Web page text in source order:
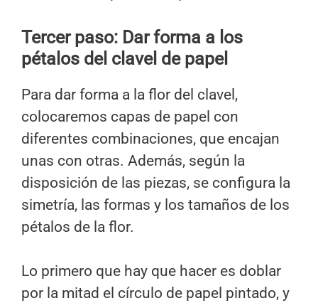
Tercer paso: Dar forma a los
pétalos del clavel de papel
Para dar forma a la flor del clavel,
colocaremos capas de papel con
diferentes combinaciones, que encajan
unas con otras. Además, según la
disposición de las piezas, se configura la
simetría, las formas y los tamaños de los
pétalos de la flor.
Lo primero que hay que hacer es doblar
por la mitad el círculo de papel pintado, y